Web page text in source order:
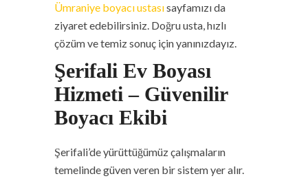
Ümraniye boyacı ustasısayfamızı da
ziyaret edebilirsiniz. Doğru usta, hızlı
çözüm ve temiz sonuç için yanınızdayız.
Şerifali Ev Boyası
Hizmeti – Güvenilir
Boyacı Ekibi
Şerifali’de yürüttüğümüz çalışmaların
temelinde güven veren bir sistem yer alır.